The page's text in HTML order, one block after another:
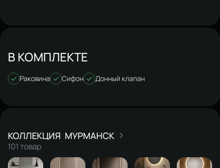
В КОМПЛЕКТЕ
Раковина Сифон Донный клапан
МУРМАНСК
101 товар